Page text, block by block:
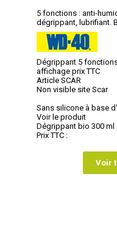
5 fonctions : anti-
dégrippant, lubrifiant.
Dégrippant 5 fonctions
affichage prix TTC
Article SCAR
Non visible site Scar
Sans silicone à base
Voir le produit
Dégrippant bio 300 ml
Prix TTC :
Voir